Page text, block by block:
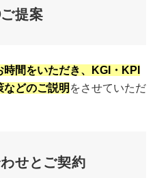
提案
間をいただき、KGI・KPI
どのご説明 をさせていただ
せとご契約